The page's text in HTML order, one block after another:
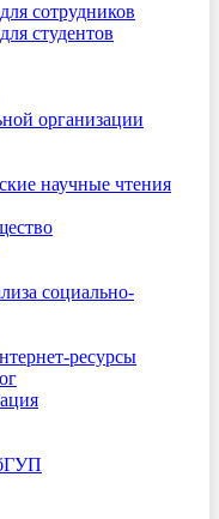
сотрудников
студентов
организации
научные чтения
социально-
ресурсы